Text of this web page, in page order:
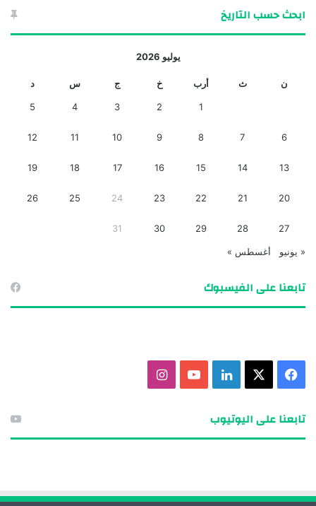
ابحث حسب التاريخ
يوليو 2026
ن ث أرب خ ج س د
1
2
3
4
5
6
7
8
9
10
11
12
13
14
15
16
17
18
19
20
21
22
23
24
25
26
27
28
29
30
31
« يونيو أغسطس »
تابعنا على الفيسبوك
تابعنا على اليوتيوب